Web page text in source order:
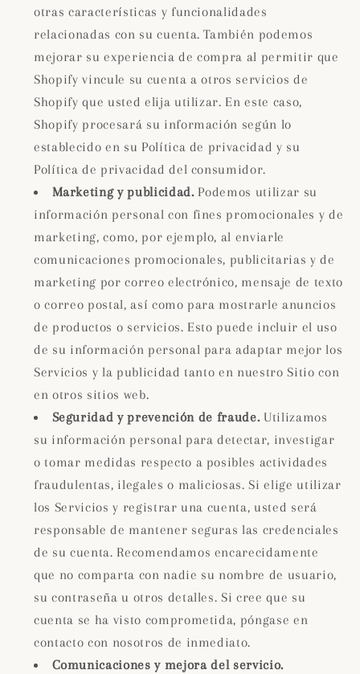
otras características y funcionalidades
relacionadas con su cuenta. También podemos
mejorar su experiencia de compra al permitir que
Shopify vincule su cuenta a otros servicios de
Shopify que usted elija utilizar. En este caso,
Shopify procesará su información según lo
establecido en su Política de privacidad y su
Política de privacidad del consumidor.
Marketing y publicidad.Podemos utilizar su
información personal con fines promocionales y de
marketing, como, por ejemplo, al enviarle
comunicaciones promocionales, publicitarias y de
marketing por correo electrónico, mensaje de texto
o correo postal, así como para mostrarle anuncios
de productos o servicios. Esto puede incluir el uso
de su información personal para adaptar mejor los
Servicios y la publicidad tanto en nuestro Sitio con
en otros sitios web.
Seguridad y prevención de fraude.Utilizamos
su información personal para detectar, investigar
o tomar medidas respecto a posibles actividades
fraudulentas, ilegales o maliciosas. Si elige utilizar
los Servicios y registrar una cuenta, usted será
responsable de mantener seguras las credenciales
de su cuenta. Recomendamos encarecidamente
que no comparta con nadie su nombre de usuario,
su contraseña u otros detalles. Si cree que su
cuenta se ha visto comprometida, póngase en
contacto con nosotros de inmediato.
Comunicaciones y mejora del servicio.